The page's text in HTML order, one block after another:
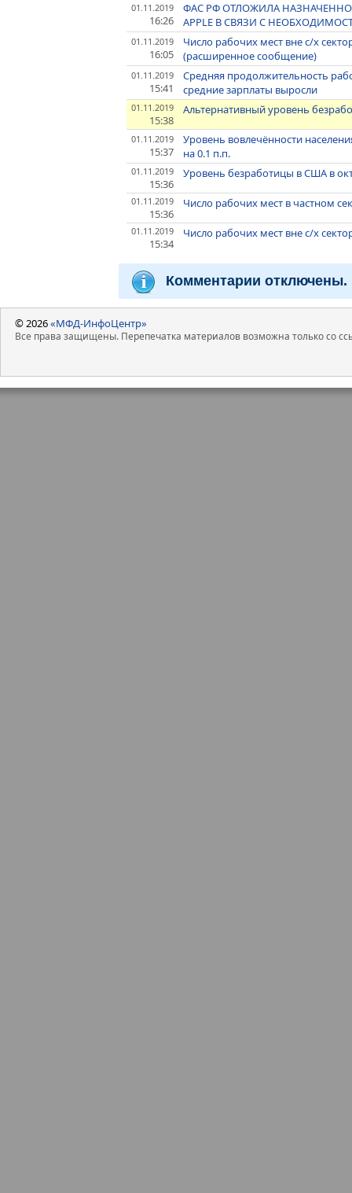
01.11.2019
16:26
ФАС РФ ОТЛОЖИЛА
APPLE В СВЯЗИ С
01.11.2019
16:05
Число рабочих мест вне с/х
(расширенное сообщение)
01.11.2019
15:41
Средняя продолжительность
средние зарплаты выросли
01.11.2019
15:38
Альтернативный уровень
01.11.2019
15:37
Уровень вовлечённости
на 0.1 п.п.
01.11.2019
15:36
Уровень безработицы в США в
01.11.2019
15:36
Число рабочих мест в частном
01.11.2019
15:34
Число рабочих мест вне с/х
Комментарии отключены.
© 2026«МФД-ИнфоЦентр»
Все права защищены. Перепечатка материалов возможна только со